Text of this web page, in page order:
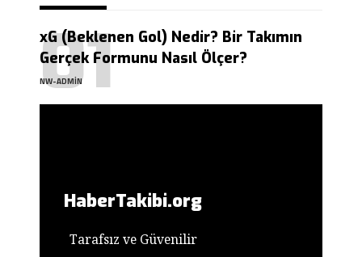
xG (Beklenen Gol) Nedir? Bir Takımın
Gerçek Formunu Nasıl Ölçer?
NW-ADMIN
HaberTakibi.org
Tarafsız ve Güvenilir